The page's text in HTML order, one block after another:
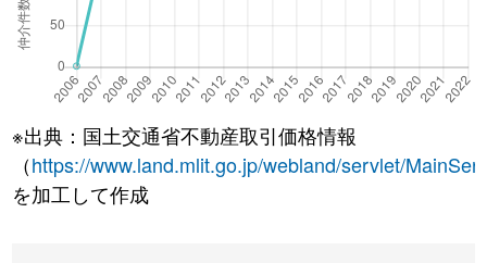
※出典：国土交通省不動産取引価格情報
（https://www.land.mlit.go.jp/webland/servlet/
を加工して作成